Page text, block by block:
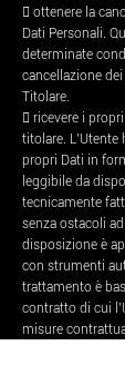
 ottenere la
Dati Personali.
determinate
cancellazione
Titolare.
 ricevere i
titolare. L’Utente
propri Dati in
leggibile da
tecnicamente
senza ostacoli
disposizione è
con strumenti
trattamento è
contratto di cui
misure